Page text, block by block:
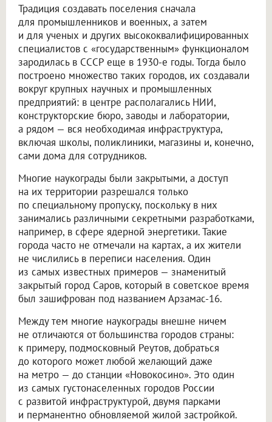
Традиция создавать поселения сначала
для промышленников и военных, а затем
и для ученых и других высококвалифицированных
специалистов с «государственным» функционалом
зародилась в СССР еще в 1930-е годы. Тогда было
построено множество таких городов, их создавали
вокруг крупных научных и промышленных
предприятий: в центре располагались НИИ,
конструкторские бюро, заводы и лаборатории,
а рядом — вся необходимая инфраструктура,
включая школы, поликлиники, магазины и, конечно,
сами дома для сотрудников.
Многие наукограды были закрытыми, а доступ
на их территории разрешался только
по специальному пропуску, поскольку в них
занимались различными секретными разработками,
например, в сфере ядерной энергетики. Такие
города часто не отмечали на картах, а их жители
не числились в переписи населения. Один
из самых известных примеров — знаменитый
закрытый город Саров, который в советское время
был зашифрован под названием Арзамас-16.
Между тем многие наукограды внешне ничем
не отличаются от большинства городов страны:
к примеру, подмосковный Реутов, добраться
до которого может любой желающий даже
на метро — до станции «Новокосино». Это один
из самых густонаселенных городов России
с развитой инфраструктурой, двумя парками
и перманентно обновляемой жилой застройкой.